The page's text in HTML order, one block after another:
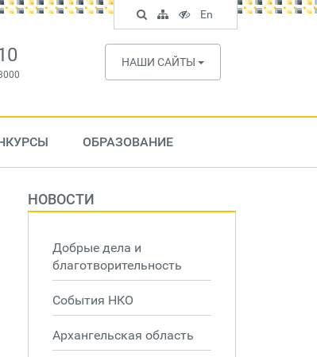
НАШИ САЙТЫ
ОБРАЗОВАНИЕ
НОВОСТИ
Добрые дела и
благотворительность
События НКО
Архангельская область
Поиск
по
сайту
Карта
сайта
Версия
для
слабовидящих
En
English